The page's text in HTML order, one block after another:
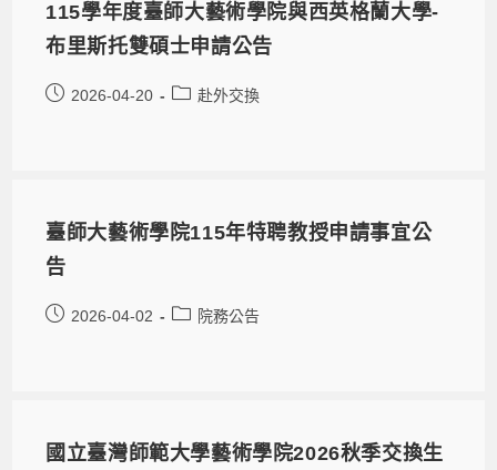
115學年度臺師大藝術學院與西英格蘭大學-
布里斯托雙碩士申請公告
2026-04-20 赴外交換
臺師大藝術學院115年特聘教授申請事宜公
告
2026-04-02 院務公告
國立臺灣師範大學藝術學院2026秋季交換生